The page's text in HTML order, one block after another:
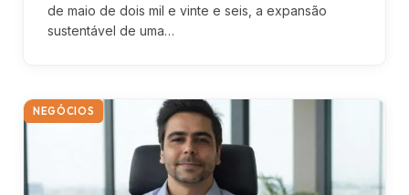
de maio de dois mil e vinte e seis, a expansão
sustentável de uma…
NEGÓCIOS